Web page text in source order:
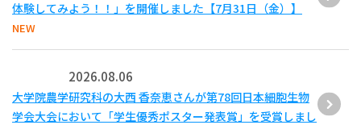
体験してみよう！！」を開催しました【7月31日（金）】
NEW
2026.08.06
大学院農学研究科の大西 香奈恵さんが第78回日本細胞生物
学会大会において「学生優秀ポスター発表賞」を受賞しまし